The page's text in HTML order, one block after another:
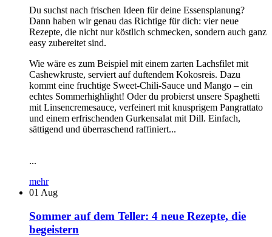
Du suchst nach frischen Ideen für deine Essensplanung?
Dann haben wir genau das Richtige für dich: vier neue
Rezepte, die nicht nur köstlich schmecken, sondern auch ganz
easy zubereitet sind.
Wie wäre es zum Beispiel mit einem zarten Lachsfilet mit
Cashewkruste, serviert auf duftendem Kokosreis. Dazu
kommt eine fruchtige Sweet-Chili-Sauce und Mango – ein
echtes Sommerhighlight! Oder du probierst unsere Spaghetti
mit Linsencremesauce, verfeinert mit knusprigem Pangrattato
und einem erfrischenden Gurkensalat mit Dill. Einfach,
sättigend und überraschend raffiniert...
...
mehr
01 Aug
Sommer auf dem Teller: 4 neue Rezepte, die
begeistern